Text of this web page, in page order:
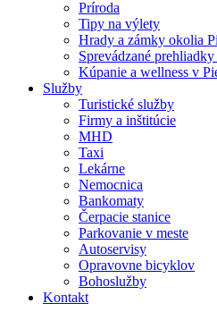
Príroda
Tipy na výlety
Hrady a zámky okolia
Sprevádzané
Kúpanie a wellness v
Služby
Turistické služby
Firmy a inštitúcie
MHD
Taxi
Lekárne
Nemocnica
Bankomaty
Čerpacie stanice
Parkovanie v meste
Autoservisy
Opravovne bicyklov
Bohoslužby
Kontakt